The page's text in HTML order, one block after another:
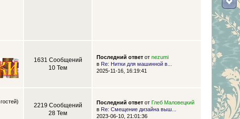
1631 Сообщений
10 Тем
Последний ответот nezumi
в Re: Нитки для машинной в...
2025-11-16, 16:19:41
гостей)
2219 Сообщений
28 Тем
Последний ответот Глеб Маловецкий
в Re: Смещение дизайна выш...
2023-06-10, 21:01:36